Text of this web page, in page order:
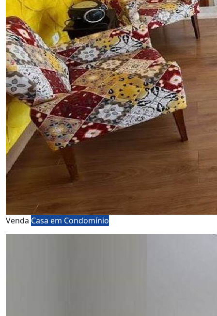
Venda Casa em Condomínio